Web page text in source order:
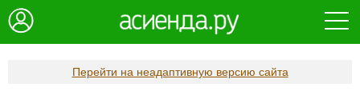
Перейти на неадаптивную версию сайта